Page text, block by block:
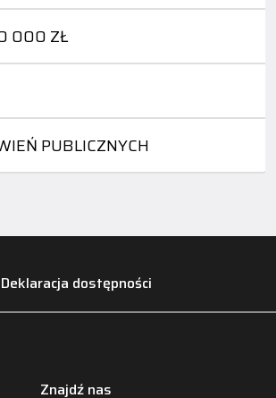
000 ZŁ
PUBLICZNYCH
Deklaracja dostępności
Znajdź nas